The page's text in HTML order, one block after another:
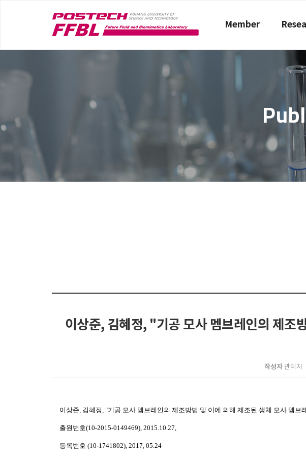
Member
이상준, 김혜정, "기공 모사 멤브레인의 제조
작성자관리자
이상준, 김혜정, "기공 모사 멤브레인의 제조방법 및 이에 의해 제조된 생체 모사 멤브
출원번호(10-2015-0149469), 2015.10.27,
등록번호 (10-1741802), 2017, 05.24